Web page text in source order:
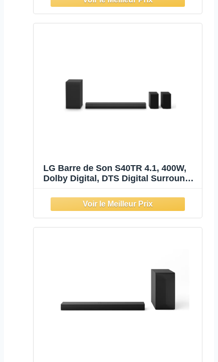
LG Barre de Son S40TR 4.1, 400W,
Dolby Digital, DTS Digital Surround,